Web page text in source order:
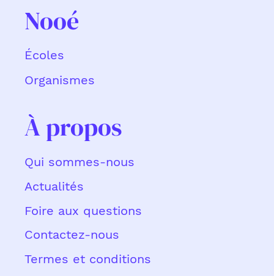
Nooé
Écoles
Organismes
À propos
Qui sommes-nous
Actualités
Foire aux questions
Contactez-nous
Termes et conditions